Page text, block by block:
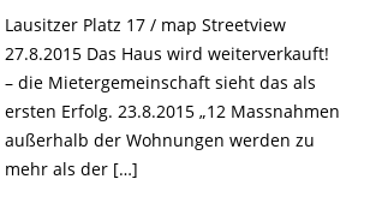
Lausitzer Platz 17 / map Streetview
27.8.2015 Das Haus wird weiterverkauft!
– die Mietergemeinschaft sieht das als
ersten Erfolg. 23.8.2015 „12 Massnahmen
außerhalb der Wohnungen werden zu
mehr als der […]